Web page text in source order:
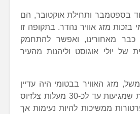
בספטמבר ותחילת אוקטובר, הם
בזכות מזג אוויר נהדר. בתקופה זו
כבר מאחורינו, ואפשר להתחמק
של יולי אוגוסט וליהנות מהעיר
2022, למשל, מזג האוויר בבטומי היה עדיין
קייצי עם טמפרטורות שמגיעות עד לכ-30 מעלות צלזיוס
ממשיכות להיות נעימות אך